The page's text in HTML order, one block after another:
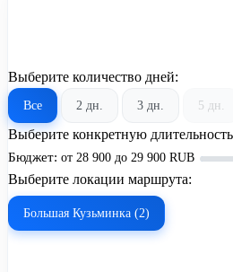
Выберите количество дней:
Все 2 дн. 3 дн. 5 дн.
Выберите конкретную
Бюджет: от 28 900 до 29 900 RUB
Выберите локации маршрута:
Большая Кузьминка (2)